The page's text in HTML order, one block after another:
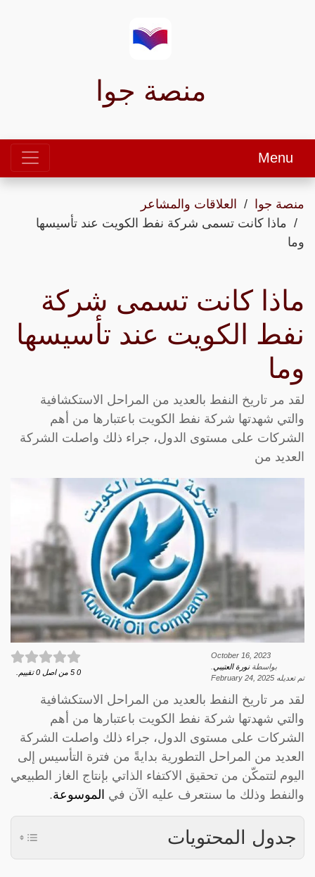
منصة جوا
Menu
منصة جوا
العلاقات والمشاعر
ماذا كانت تسمى شركة نفط الكويت عند تأسيسها
وما
ماذا كانت تسمى شركة
نفط الكويت عند تأسيسها
وما
لقد مر تاريخ النفط بالعديد من المراحل الاستكشافية
والتي شهدتها شركة نفط الكويت باعتبارها من أهم
الشركات على مستوى الدول، جراء ذلك واصلت الشركة
العديد من
October 16, 2023
بواسطةنورة العتيبي
تم تعديله February 24, 2025
0
5 من اصل 0 تقييم.
لقد مر تاريخ النفط بالعديد من المراحل الاستكشافية
والتي شهدتها شركة نفط الكويت باعتبارها من أهم
الشركات على مستوى الدول، جراء ذلك واصلت الشركة
العديد من المراحل التطورية بدايةً من فترة التأسيس إلى
اليوم لتتمكّن من تحقيق الاكتفاء الذاتي بإنتاج الغاز الطبيعي
والنفط وذلك ما سنتعرف عليه الآن في الموسوعة.
جدول المحتويات